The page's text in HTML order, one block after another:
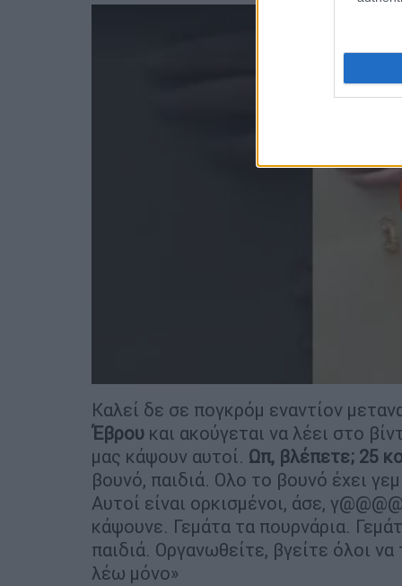
Καλεί δε σε πογκρόμ εναντίον
Έβρου και ακούγεται να λέει στο
μας κάψουν αυτοί. Ωπ, βλέπετε; 25
βουνό, παιδιά. Ολο το βουνό έχει
Αυτοί είναι ορκισμένοι, άσε,
κάψουνε. Γεμάτα τα πουρνάρια.
παιδιά. Οργανωθείτε, βγείτε όλοι
λέω μόνο»